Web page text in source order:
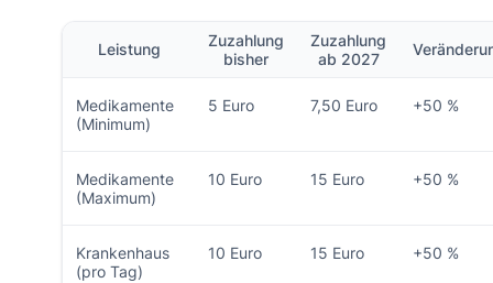
Leistung
Zuzahlung
bisher
Zuzahlung
ab 2027
Medikamente
(Minimum)
5 Euro 7,50 Euro +50 %
Medikamente
(Maximum)
10 Euro 15 Euro +50 %
Krankenhaus
(pro Tag)
10 Euro 15 Euro +50 %